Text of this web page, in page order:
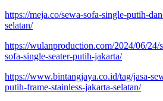
https://meja.co/sewa-sofa-single-putih-
selatan/
https://wulanproduction.com/2024/06/24/
sofa-single-seater-putih-jakarta/
https://www.bintangjaya.co.id/tag/jasa-
putih-frame-stainless-jakarta-selatan/